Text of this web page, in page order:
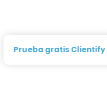
Prueba gratis Clientify